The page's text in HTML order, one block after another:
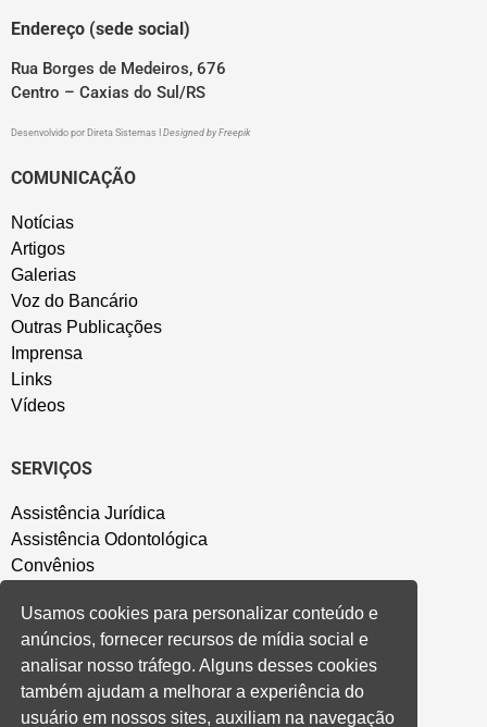
Endereço (sede social)
Rua Borges de Medeiros, 676
Centro – Caxias do Sul/RS
Desenvolvido por Direta Sistemas Designed by Freepik
COMUNICAÇÃO
Notícias
Artigos
Galerias
Voz do Bancário
Outras Publicações
Imprensa
Links
Vídeos
SERVIÇOS
Assistência Jurídica
Assistência Odontológica
Convênios
Salão de Festa
Política de Privacidade
CONVENÇÃO COLETIVA E ACORDOS
Usamos cookies para personalizar conteúdo e
anúncios, fornecer recursos de mídia social e
analisar nosso tráfego. Alguns desses cookies
também ajudam a melhorar a experiência do
usuário em nossos sites, auxiliam na navegação